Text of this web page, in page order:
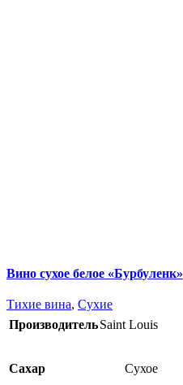
Вино сухое белое «Бурбуленк»
Тихие вина, Сухие
ПроизводительSaint Louis
Сахар Сухое